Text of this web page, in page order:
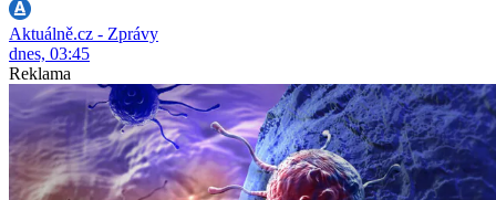
Aktuálně.cz - Zprávy
dnes, 03:45
Reklama